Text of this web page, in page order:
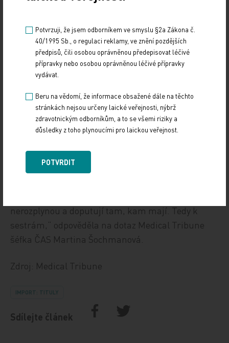
nemocnici Liberec Ladislava Kohoutová.
Dá se tedy vůbec zaručit, že případné finanční
prostředky skutečně doputují na výplatní pásky
sester? „Pevně věřím, že pokud vedení resortu
jasně deklaruje navýšení platů sester a dalšího
nelékařského personálu, stejně tak, jak tomu bylo
v minulosti například u lékařů, a objem financí na
reálně promítne i ve výplatních páskách nelékařů.
Řekla bych, že zde záleží zejména na vedení té
nerozplynou a doputují tam, kam mají. Tedy k
sestrám,“ odpověděla na dotaz Medical Tribune
šéfka ČAS Martina Šochmanová.
Zdroj: Medical Tribune
IMPORT: TITULY
Sdílejte článek
Potvrzuji, že jsem odborníkem ve smyslu §2a Zákona č.
40/1995 Sb., o regulaci reklamy, ve znění pozdějších
předpisů, čili osobou oprávněnou předepisovat léčivé
přípravky nebo osobou oprávněnou léčivé přípravky
vydávat.
Beru na vědomí, že informace obsažené dále na těchto
stránkách nejsou určeny laické veřejnosti, nýbrž
zdravotnickým odborníkům, a to se všemi riziky a
důsledky z toho plynoucími pro laickou veřejnost.
POTVRDIT